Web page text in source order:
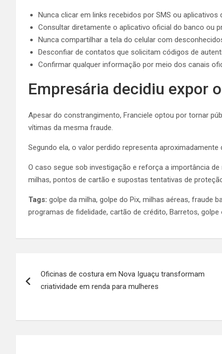
Nunca clicar em links recebidos por SMS ou
Consultar diretamente o aplicativo oficial do banco ou
Nunca compartilhar a tela do celular com
Desconfiar de contatos que solicitam códigos de
Confirmar qualquer informação por meio dos canais
Empresária decidiu expor
Apesar do constrangimento, Franciele optou por tornar
vítimas da mesma fraude.
Segundo ela, o valor perdido representa
O caso segue sob investigação e reforça a importância
milhas, pontos de cartão e supostas tentativas de
Tags: golpe da milha, golpe do Pix, milhas aéreas, fraude
programas de fidelidade, cartão de crédito, Barretos,
de
Oficinas de costura em Nova Iguaçu transformam
criatividade em renda para mulheres